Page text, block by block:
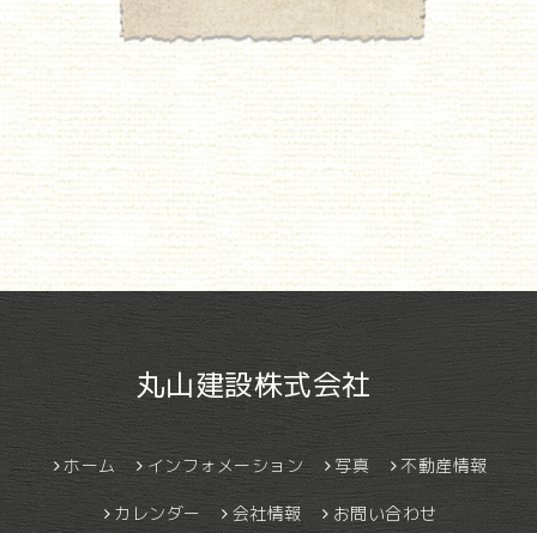
丸山建設株式会社
ホーム インフォメーション 写真 不動産情報
カレンダー 会社情報 お問い合わせ